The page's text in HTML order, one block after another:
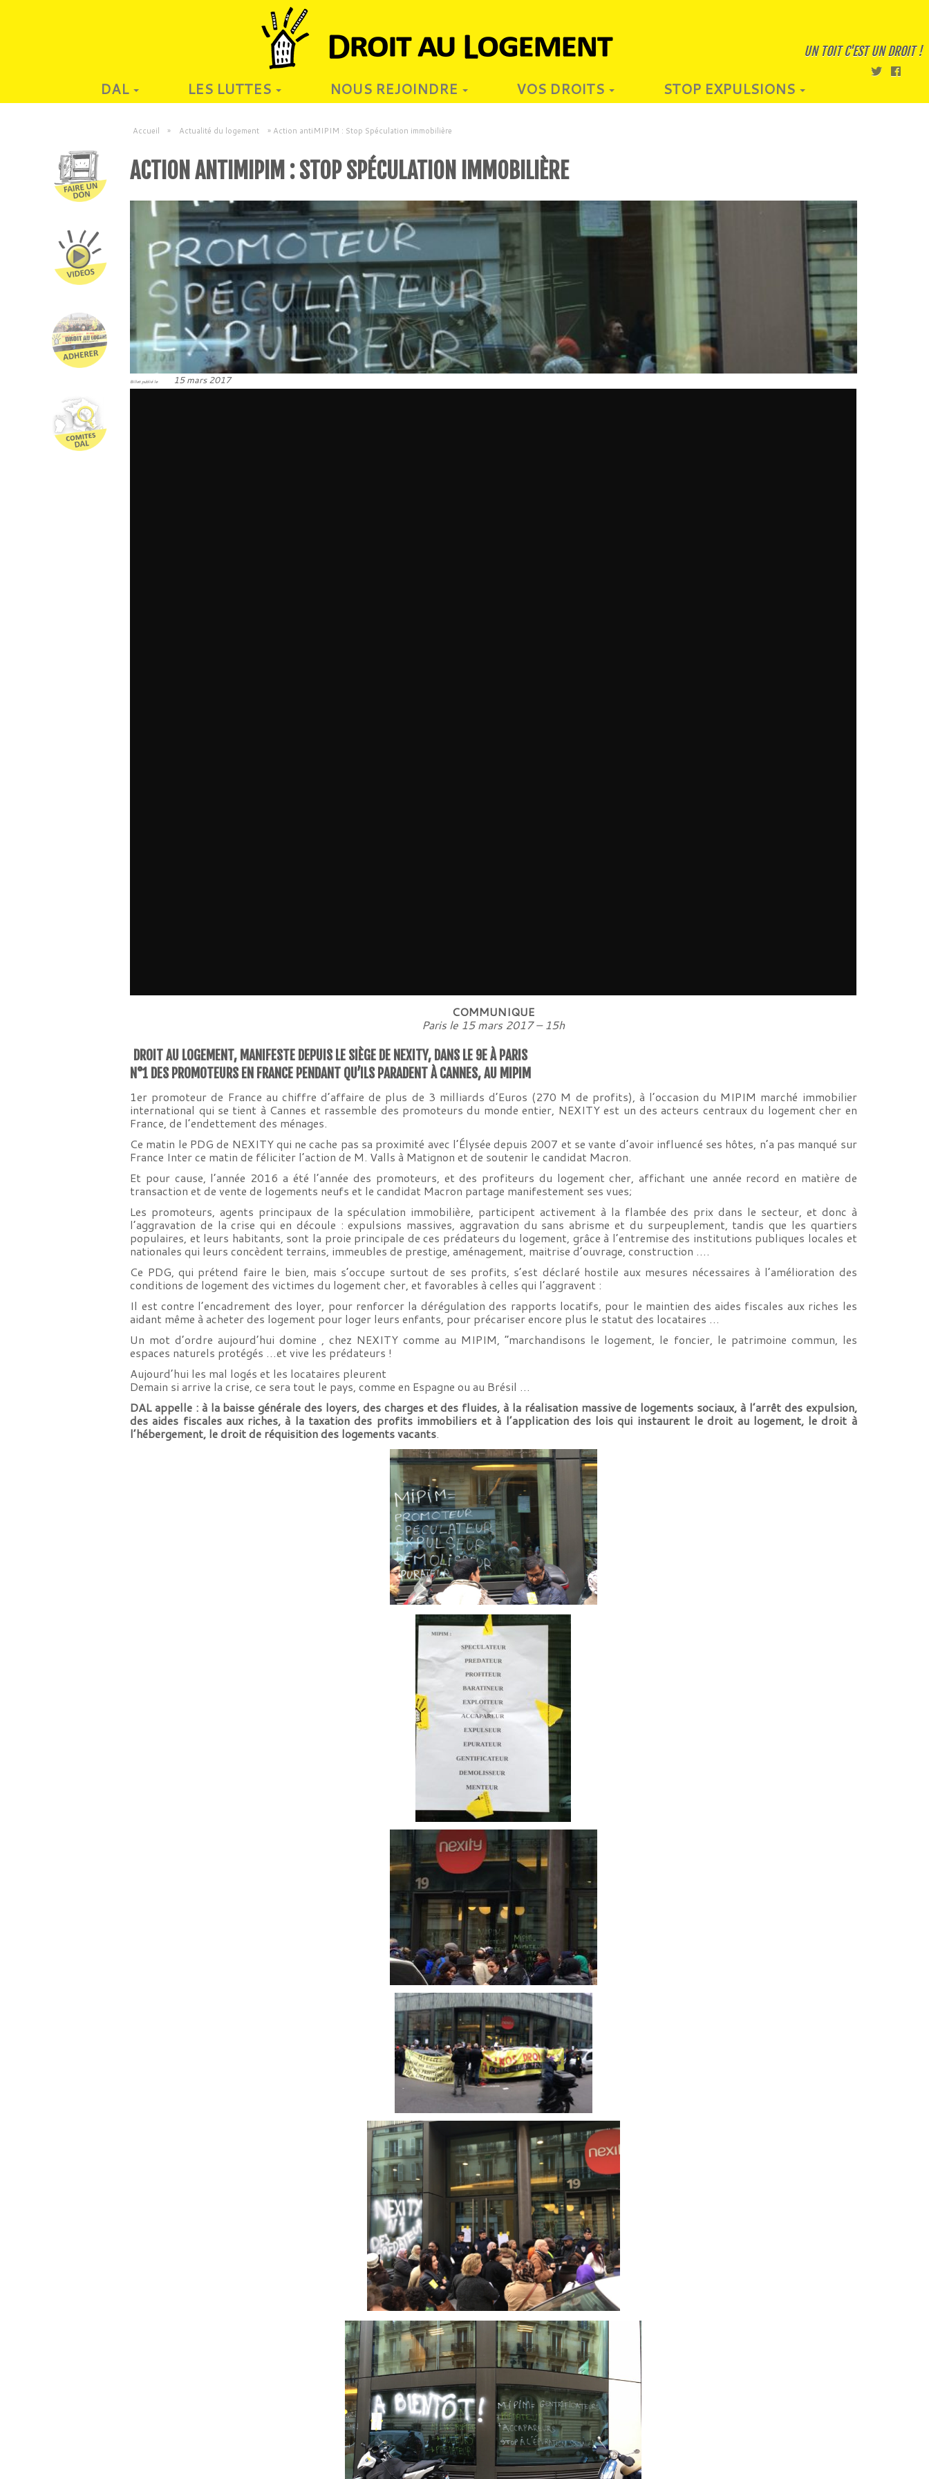
UN TOIT C'EST UN DROIT !
DAL LES LUTTES NOUS REJOINDRE VOS DROITS STOP EXPULSIONS
Accueil » Actualité du logement » Action antiMIPIM : Stop Spéculation immobilière
ACTION ANTIMIPIM : STOP SPÉCULATION IMMOBILIÈRE
Billet publié le 15 mars 2017
COMMUNIQUE
Paris le 15 mars 2017 – 15h
DROIT AU LOGEMENT, MANIFESTE DEPUIS LE SIÈGE DE NEXITY, DANS LE 9E À PARIS
N°1 DES PROMOTEURS EN FRANCE PENDANT QU’ILS PARADENT À CANNES, AU MIPIM
1er promoteur de France au chiffre d’affaire de plus de 3 milliards d’Euros (270 M de profits), à l’occasion du MIPIM marché immobilier
international qui se tient à Cannes et rassemble des promoteurs du monde entier, NEXITY est un des acteurs centraux du logement cher en
France, de l’endettement des ménages.
Ce matin le PDG de NEXITY qui ne cache pas sa proximité avec l’Élysée depuis 2007 et se vante d’avoir influencé ses hôtes, n’a pas manqué sur
France Inter ce matin de féliciter l’action de M. Valls à Matignon et de soutenir le candidat Macron.
Et pour cause, l’année 2016 a été l’année des promoteurs, et des profiteurs du logement cher, affichant une année record en matière de
transaction et de vente de logements neufs et le candidat Macron partage manifestement ses vues;
Les promoteurs, agents principaux de la spéculation immobilière, participent activement à la flambée des prix dans le secteur, et donc à
l’aggravation de la crise qui en découle : expulsions massives, aggravation du sans abrisme et du surpeuplement, tandis que les quartiers
populaires, et leurs habitants, sont la proie principale de ces prédateurs du logement, grâce à l’entremise des institutions publiques locales et
nationales qui leurs concèdent terrains, immeubles de prestige, aménagement, maitrise d’ouvrage, construction ….
Ce PDG, qui prétend faire le bien, mais s’occupe surtout de ses profits, s’est déclaré hostile aux mesures nécessaires à l’amélioration des
conditions de logement des victimes du logement cher, et favorables à celles qui l’aggravent :
Il est contre l’encadrement des loyer, pour renforcer la dérégulation des rapports locatifs, pour le maintien des aides fiscales aux riches les
aidant même à acheter des logement pour loger leurs enfants, pour précariser encore plus le statut des locataires …
Un mot d’ordre aujourd’hui domine , chez NEXITY comme au MIPIM, “marchandisons le logement, le foncier, le patrimoine commun, les
espaces naturels protégés …et vive les prédateurs !
Aujourd’hui les mal logés et les locataires pleurent
Demain si arrive la crise, ce sera tout le pays, comme en Espagne ou au Brésil …
DAL appelle : à la baisse générale des loyers, des charges et des fluides, à la réalisation massive de logements sociaux, à l’arrêt des expulsion,
des aides fiscales aux riches, à la taxation des profits immobiliers et à l’application des lois qui instaurent le droit au logement, le droit à
l’hébergement, le droit de réquisition des logements vacants.